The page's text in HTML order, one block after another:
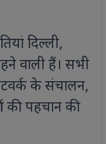
दिल्ली,
वाली हैं। सभी
के संचालन,
पहचान की